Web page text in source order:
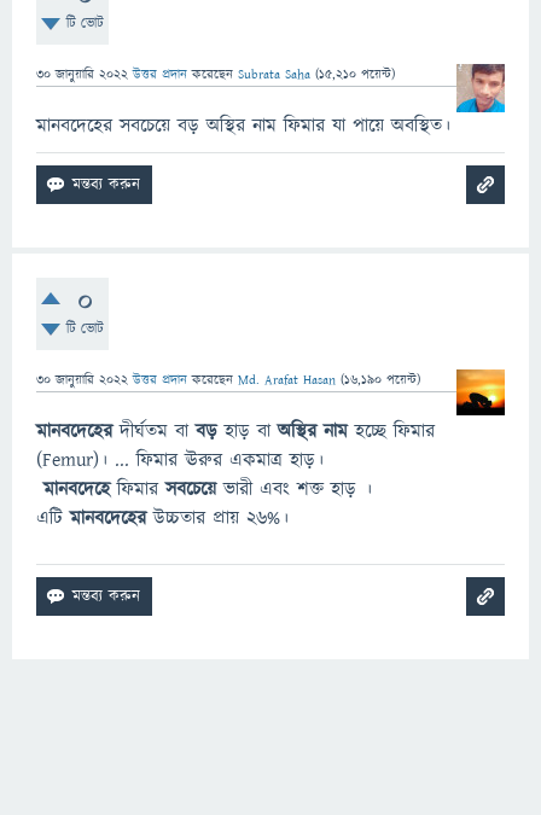
টি ভোট
30 জানুয়ারি 2022 উত্তর প্রদান করেছেন Subrata Saha (15,210 পয়েন্ট)
মানবদেহের সবচেয়ে বড় অস্থির নাম ফিমার যা পায়ে অবস্থিত।
0
টি ভোট
30 জানুয়ারি 2022 উত্তর প্রদান করেছেন Md. Arafat Hasan (16,190 পয়েন্ট)
মানবদেহেরদীর্ঘতম বাবড়হাড় বাঅস্থির নামহচ্ছে ফিমার
(Femur)। ... ফিমার ঊরুর একমাত্র হাড়।
মানবদেহেফিমারসবচেয়েভারী এবং শক্ত হাড় ।
এটিমানবদেহেরউচ্চতার প্রায় ২৬%।